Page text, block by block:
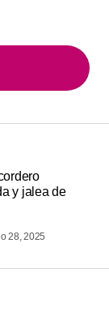
muy
y jalea de
28, 2025